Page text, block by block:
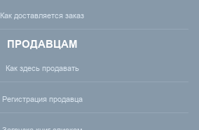
Как доставляется заказ
ПРОДАВЦАМ
Как здесь продавать
Регистрация продавца